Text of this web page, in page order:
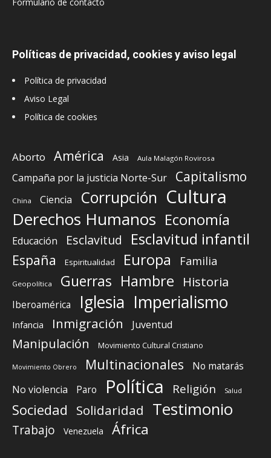
Políticas de privacidad, cookies y aviso legal
Política de privacidad
Aviso Legal
Política de cookies
Aborto América Asia Aula Malagón Rovirosa
Campaña por la justicia Norte-Sur Capitalismo
China Ciencia Corrupción Cultura
Derechos Humanos Economía
Educación Esclavitud Esclavitud infantil
España Espiritualidad Europa Familia
Geopolítica Guerras Hambre Historia
Iberoamérica Iglesia Imperialismo
Infancia Inmigración Juventud
Manipulación Movimiento Cultural Cristiano
Movimiento Obrero Multinacionales
No matarás
No violencia
Paro Política Religión Salud
Sociedad Solidaridad Testimonio
Trabajo Venezuela África